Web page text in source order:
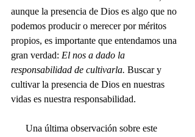
aunque la presencia de Dios es algo que no
podemos producir o merecer por méritos
propios, es importante que entendamos una
gran verdad: El nos a dado la
responsabilidad de cultivarla. Buscar y
cultivar la presencia de Dios en nuestras
vidas es nuestra responsabilidad.